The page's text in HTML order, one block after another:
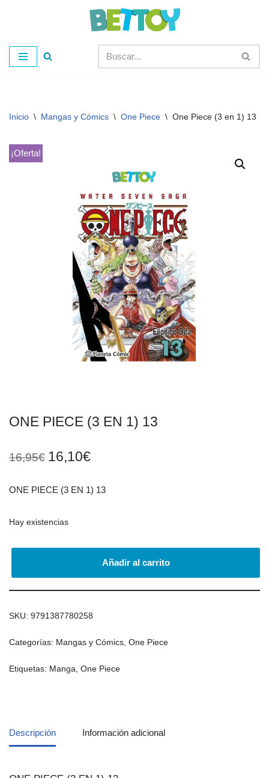
al
contenido
Inicio \ Mangas y Cómics \ One Piece \ One Piece (3 en 1) 13
¡Oferta!
ONE PIECE (3 EN 1) 13
16,95€ 16,10€
ONE PIECE (3 EN 1) 13
Hay existencias
Añadir al carrito
SKU: 9791387780258
Categorías: Mangas y Cómics One Piece
Etiquetas: Manga One Piece
Descripción Información adicional